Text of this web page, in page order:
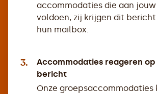
accommodaties die aan
voldoen, zij krijgen dit
hun mailbox.
3.
Accommodaties reageren
bericht
Onze groepsaccommodaties